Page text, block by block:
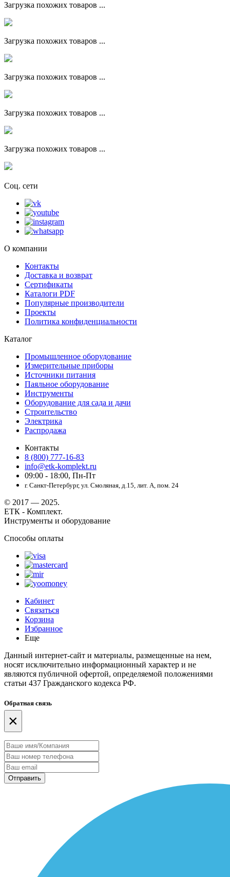
Загрузка похожих товаров ...
Загрузка похожих товаров ...
Загрузка похожих товаров ...
Загрузка похожих товаров ...
Загрузка похожих товаров ...
Соц. сети
О компании
Контакты
Доставка и возврат
Сертификаты
Каталоги PDF
Популярные производители
Проекты
Политика конфиденциальности
Каталог
Промышленное оборудование
Измерительные приборы
Источники питания
Паяльное оборудование
Инструменты
Оборудование для сада и дачи
Строительство
Электрика
Распродажа
Контакты
8 (800) 777-16-83
info@etk-komplekt.ru
09:00 - 18:00, Пн-Пт
г. Санкт-Петербург, ул. Смоляная, д.15, лит. А, пом. 24
© 2017 — 2025.
ЕТК - Комплект.
Инструменты и оборудование
Способы оплаты
Кабинет
Связаться
Корзина
Избранное
Еще
Данный интернет-сайт и материалы, размещенные на нем,
носят исключительно информационный характер и не
являются публичной офертой, определяемой положениями
статьи 437 Гражданского кодекса РФ.
Обратная связь
×
Отправить